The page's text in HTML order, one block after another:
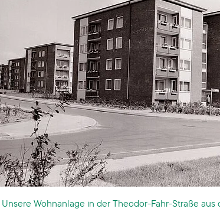
Unsere Wohnanlage in der Theodor-Fahr-Straße aus